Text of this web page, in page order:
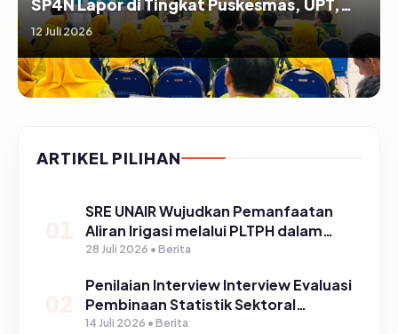
SP4N Lapor di Tingkat Puskesmas, UPT,
serta SD/SMP di Kabupaten Pasuruan
12 Juli 2026
ARTIKEL PILIHAN
SRE UNAIR Wujudkan Pemanfaatan
Aliran Irigasi melalui PLTPH dalam
Program TIRTA PELITA di Desa
28 Juli 2026 • Berita
Penilaian Interview Interview Evaluasi
Pembinaan Statistik Sektoral
Kabupaten Pasuruan
14 Juli 2026 • Berita